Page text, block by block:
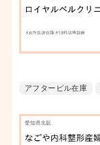
アフターピル在庫